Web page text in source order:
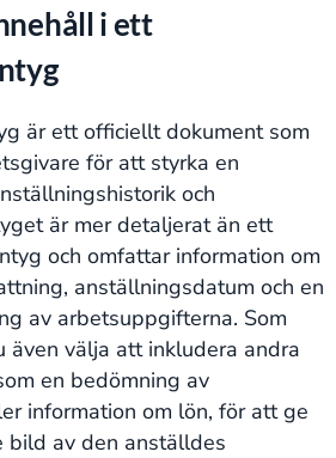
i ett
är ett officiellt dokument som
för att styrka en
och
är mer detaljerat än ett
och omfattar information om
anställningsdatum och en
av arbetsuppgifterna. Som
även välja att inkludera andra
en bedömning av
information om lön, för att ge
bild av den anställdes